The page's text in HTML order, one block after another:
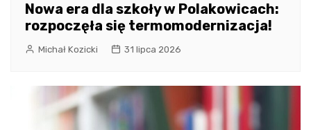
Nowa era dla szkoły w Polakowicach:
rozpoczęła się termomodernizacja!
Michał Kozicki 31 lipca 2026